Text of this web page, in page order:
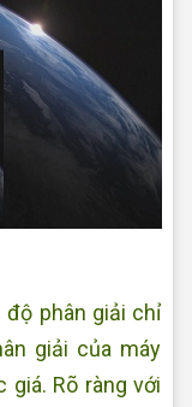
phân giải chỉ
giải của máy
Rõ ràng với